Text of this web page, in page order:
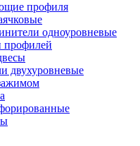
профиля
одноуровневые
профилей
двухуровневые